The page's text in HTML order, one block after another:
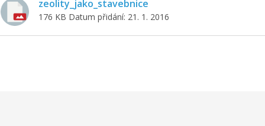
zeolity_jako_stavebnice
176 KB Datum přidání: 21. 1. 2016